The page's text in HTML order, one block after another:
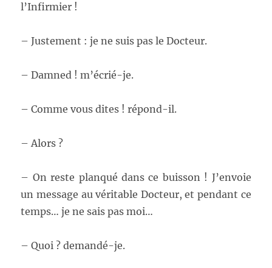
l’Infirmier !
– Justement : je ne suis pas le Docteur.
– Damned ! m’écrié-je.
– Comme vous dites ! répond-il.
– Alors ?
– On reste planqué dans ce buisson ! J’envoie
un message au véritable Docteur, et pendant ce
temps… je ne sais pas moi…
– Quoi ? demandé-je.